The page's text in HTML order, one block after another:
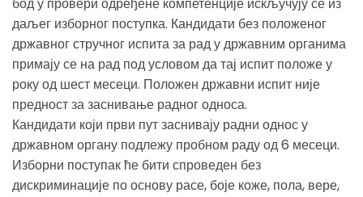
даљег изборног поступка. Кандидати без положеног
државног стручног испита за рад у државним органима
примају се на рад под условом да тај испит положе у
року од шест месеци. Положен државни испит није
предност за заснивање радног односа.
Кандидати који први пут заснивају радни однос у
државном органу подлежу пробном раду од 6 месеци.
Изборни поступак ће бити спроведен без
дискриминације по основу расе, боје коже, пола, вере,